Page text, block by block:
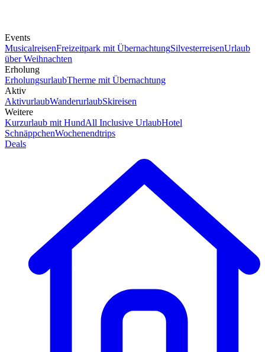
Events
MusicalreisenFreizeitpark mit ÜbernachtungSilvesterreisenUrlaub
über Weihnachten
Erholung
ErholungsurlaubTherme mit Übernachtung
Aktiv
AktivurlaubWanderurlaubSkireisen
Weitere
Kurzurlaub mit HundAll Inclusive UrlaubHotel
SchnäppchenWochenendtrips
Deals